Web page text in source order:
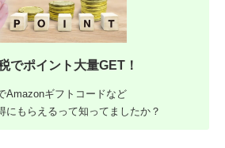
でポイント大量GET！
Amazonギフトコードなど
にもらえるって知ってましたか？